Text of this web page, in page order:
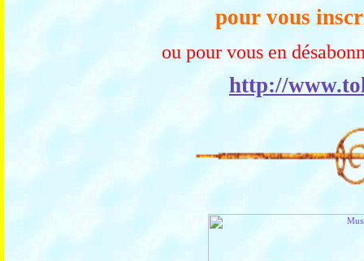
pour vous
ou pour vous en
http://